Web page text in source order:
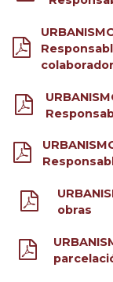
obras